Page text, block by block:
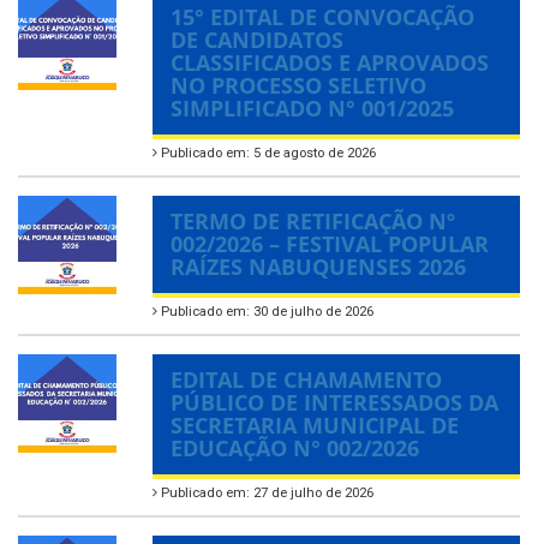
15° EDITAL DE CONVOCAÇÃO
DE CANDIDATOS
CLASSIFICADOS E APROVADOS
NO PROCESSO SELETIVO
SIMPLIFICADO N° 001/2025
Publicado em: 5 de agosto de 2026
TERMO DE RETIFICAÇÃO Nº
002/2026 – FESTIVAL POPULAR
RAÍZES NABUQUENSES 2026
Publicado em: 30 de julho de 2026
EDITAL DE CHAMAMENTO
PÚBLICO DE INTERESSADOS DA
SECRETARIA MUNICIPAL DE
EDUCAÇÃO N° 002/2026
Publicado em: 27 de julho de 2026